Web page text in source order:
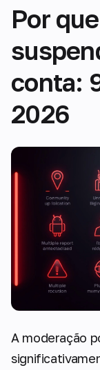
Por
conta:
2026
A moderação